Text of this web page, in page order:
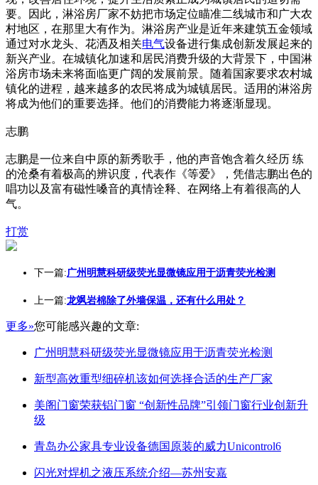
要。因此，淋浴房厂家不妨把市场定位瞄准二线城市和广大农
村地区，在那里大有作为。淋浴房产业是近年来建筑五金领域
通过对水龙头、花洒及相关电气设备进行集成创新发展起来的
新兴产业。在城镇化加速和居民消费升级的大背景下，中国淋
浴房市场未来将面临更广阔的发展前景。随着国家要求农村城
镇化的进程，越来越多的农民将成为城镇居民。适用的淋浴房
将成为他们的重要选择。他们的消费能力将逐渐显现。
志鹏
志鹏是一位来自中原的新秀歌手，他的声音饱含着久经历 练
的沧桑有着极高的辨识度，代表作《等爱》，凭借志鹏出色的
唱功以及富有磁性嗓音的真情诠释、在网络上有着很高的人
气。
打赏
下一篇:广州明慧科研级荧光显微镜应用于沥青荧光检测
上一篇:龙飒岩棉除了外墙保温，还有什么用处？
更多»您可能感兴趣的文章:
广州明慧科研级荧光显微镜应用于沥青荧光检测
新型高效重型细碎机该如何选择合适的生产厂家
美阁门窗荣获铝门窗 “创新性品牌”引领门窗行业创新升
级
青岛办公家具专业设备德国原装的威力Unicontrol6
闪光对焊机之液压系统介绍—苏州安嘉